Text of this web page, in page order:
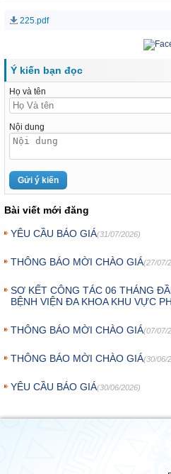
225.pdf
Ý kiến bạn đọc
Họ và tên
Nội dung
Bài viết mới đăng
YÊU CẦU BÁO GIÁ(31/07/2026)
THÔNG BÁO MỜI CHÀO GIÁ(27/07/
SƠ KẾT CÔNG TÁC 06 THÁNG
BỆNH VIỆN ĐA KHOA KHU VỰC
THÔNG BÁO MỜI CHÀO GIÁ(07/07/
THÔNG BÁO MỜI CHÀO GIÁ(30/06/
YÊU CẦU BÁO GIÁ(30/06/2026)